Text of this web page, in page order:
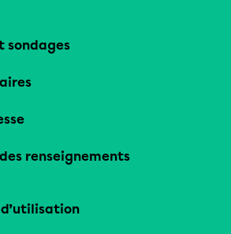
sondages
renseignements